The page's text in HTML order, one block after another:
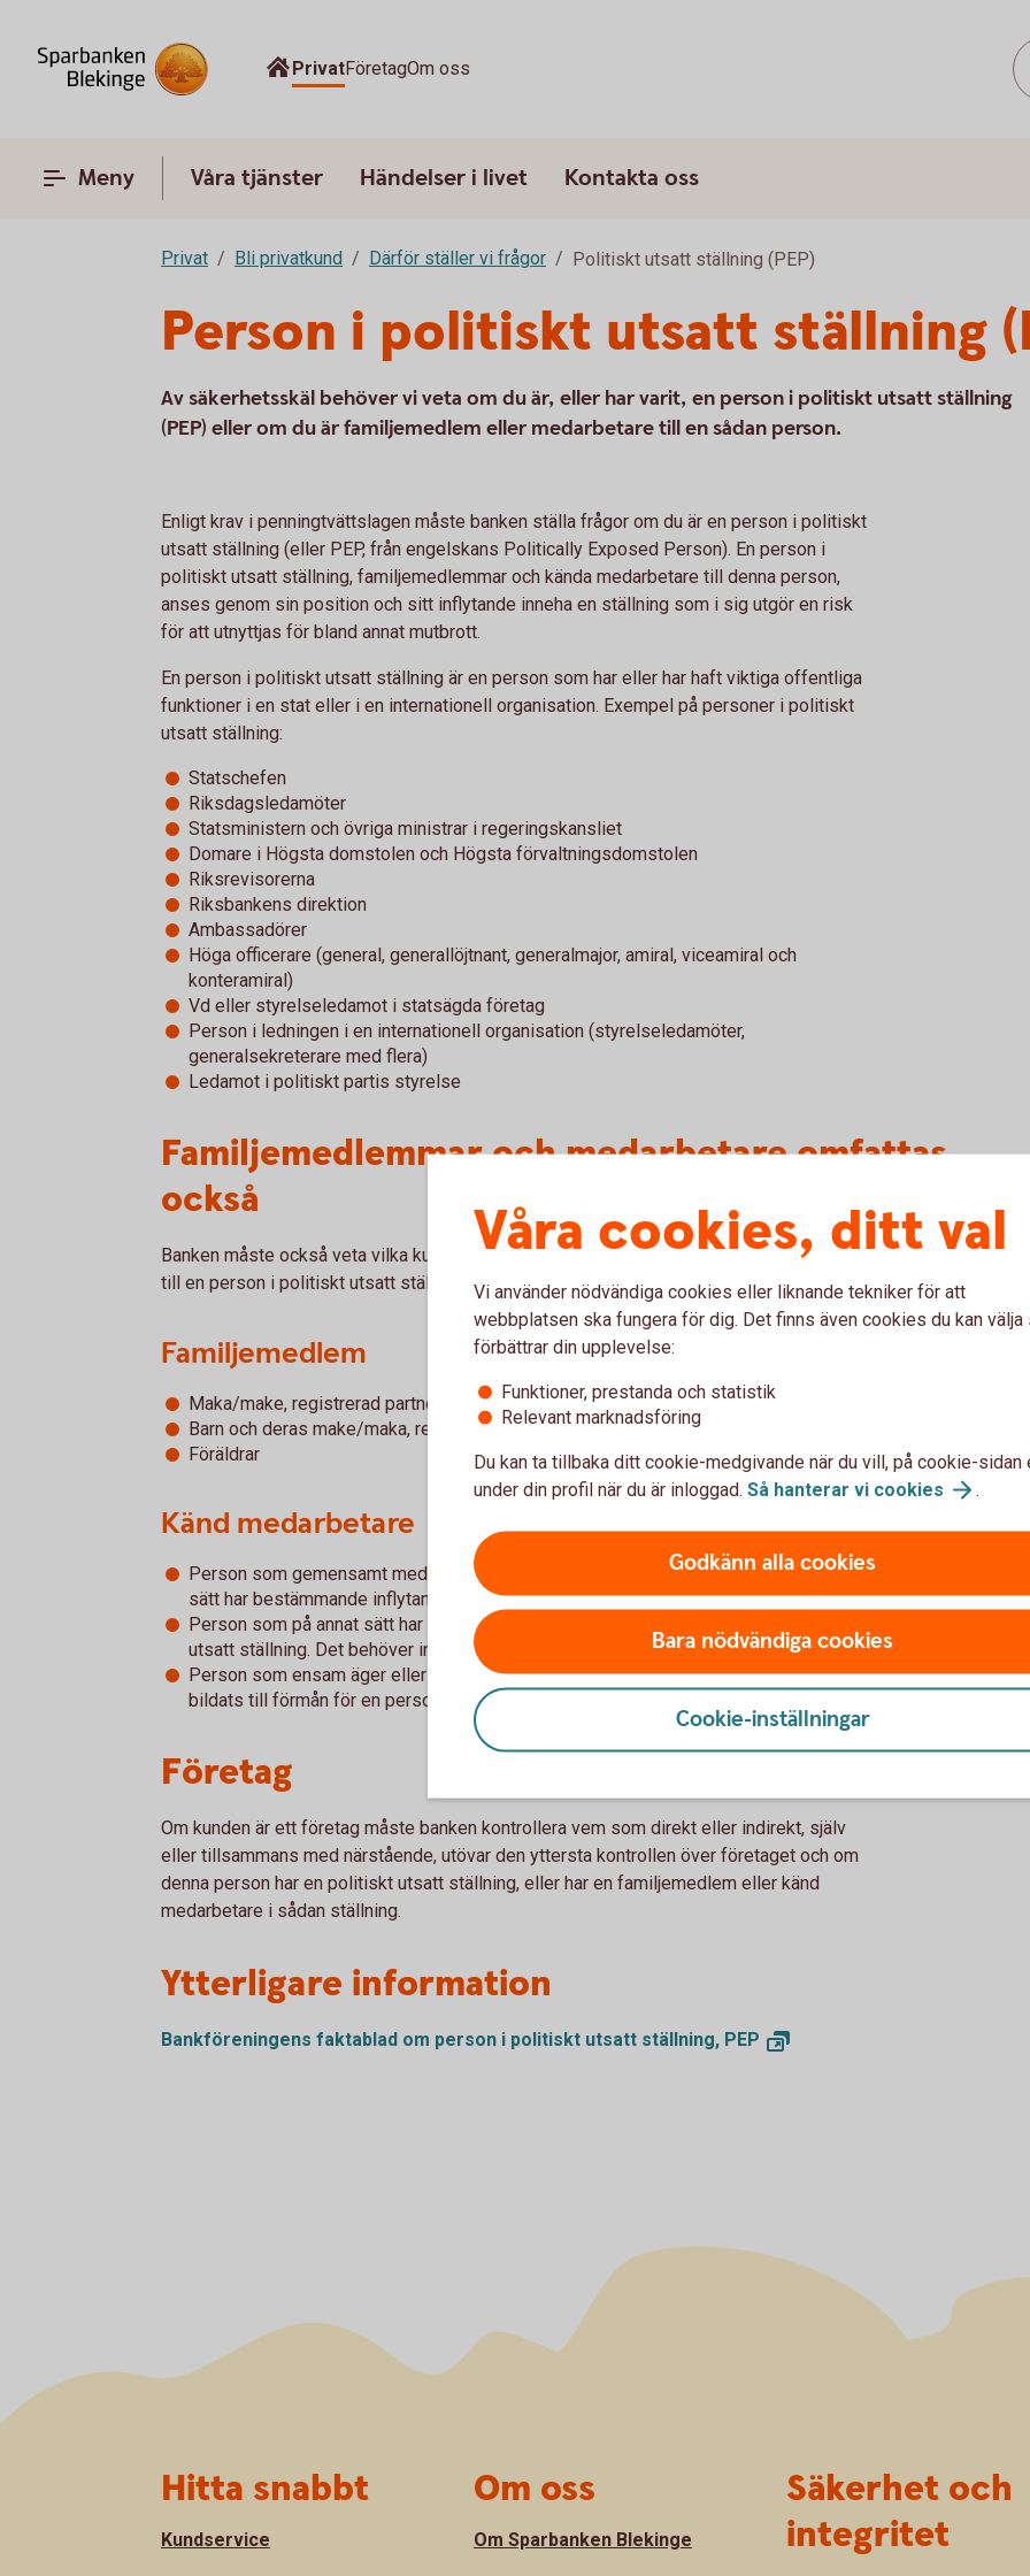
PrivatFöretagOm oss
Meny Våra tjänster Händelser i livet Kontakta oss
Privat Bli privatkund Därför ställer vi frågor Politiskt utsatt ställning (PEP)
Person i politiskt utsatt ställning
Av säkerhetsskäl behöver vi veta om du är, eller har varit, en person i politiskt utsatt ställning
(PEP) eller om du är familjemedlem eller medarbetare till en sådan person.
Enligt krav i penningtvättslagen måste banken ställa frågor om du är en person i politiskt
utsatt ställning (eller PEP, från engelskans Politically Exposed Person). En person i
politiskt utsatt ställning, familjemedlemmar och kända medarbetare till denna person,
anses genom sin position och sitt inflytande inneha en ställning som i sig utgör en risk
för att utnyttjas för bland annat mutbrott.
En person i politiskt utsatt ställning är en person som har eller har haft viktiga offentliga
funktioner i en stat eller i en internationell organisation. Exempel på personer i politiskt
utsatt ställning:
Statschefen
Riksdagsledamöter
Statsministern och övriga ministrar i regeringskansliet
Domare i Högsta domstolen och Högsta förvaltningsdomstolen
Riksrevisorerna
Riksbankens direktion
Ambassadörer
Höga officerare (general, generallöjtnant, generalmajor, amiral, viceamiral och
konteramiral)
Vd eller styrelseledamot i statsägda företag
Person i ledningen i en internationell organisation (styrelseledamöter,
generalsekreterare med flera)
Ledamot i politiskt partis styrelse
Familjemedlemmar och medarbetare omfattas
också
Banken måste också veta vilka kunder som är familjemedlemmar och kända medarbetare
till en person i politiskt utsatt ställning.
Familjemedlem
Maka/make, registrerad partner, sambo
Barn och deras make/maka, registrerade partner eller sambo
Föräldrar
Känd medarbetare
Person som gemensamt med en person i politiskt utsatt ställning äger eller på annat
sätt har bestämmande inflytande över ett företag.
Person som på annat sätt har eller har haft nära förbindelse med en person i politiskt
utsatt ställning. Det behöver inte vara fråga om en affärsförbindelse.
Person som ensam äger eller utövar inflytande över ett företag som egentligen har
bildats till förmån för en person i politiskt utsatt ställning.
Företag
Om kunden är ett företag måste banken kontrollera vem som direkt eller indirekt, själv
eller tillsammans med närstående, utövar den yttersta kontrollen över företaget och om
denna person har en politiskt utsatt ställning, eller har en familjemedlem eller känd
medarbetare i sådan ställning.
Ytterligare information
Bankföreningens faktablad om person i politiskt utsatt ställning, PEP
Våra cookies, ditt val
Vi använder nödvändiga cookies eller liknande tekniker för att
webbplatsen ska fungera för dig. Det finns även cookies du kan välja
förbättrar din upplevelse:
Funktioner, prestanda och statistik
Relevant marknadsföring
Du kan ta tillbaka ditt cookie-medgivande när du vill, på cookie-sidan
under din profil när du är inloggad. Så hanterar vi cookies .
Godkänn alla cookies
Bara nödvändiga cookies
Cookie-inställningar
Hitta snabbt
Kundservice
Om oss
Om Sparbanken Blekinge
Säkerhet och
integritet